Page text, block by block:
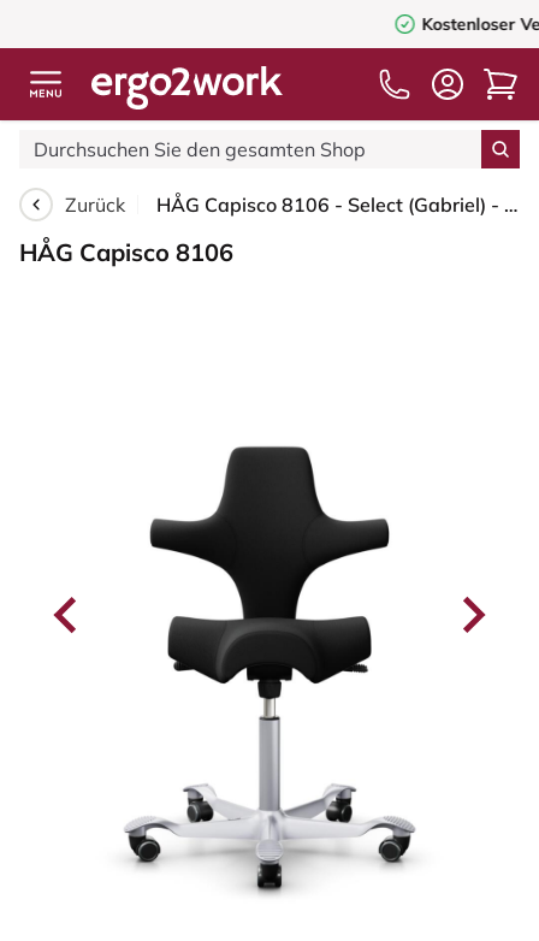
Kostenloser Versandab 75,00€
Zurück HÅG Capisco 8106 - Select (Gabriel) - Wolle / Polyamid - SC60999 - Black - Silber - 265 mm (Sitzhöhe 53-79cm) - Harte Rollen für weiche Böden
HÅG Capisco 8106